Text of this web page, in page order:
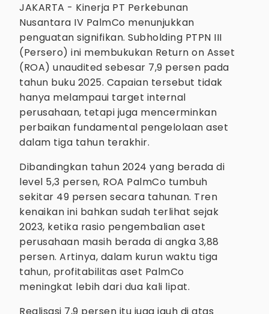
JAKARTA - Kinerja PT Perkebunan
Nusantara IV PalmCo menunjukkan
penguatan signifikan. Subholding PTPN III
(Persero) ini membukukan Return on Asset
(ROA) unaudited sebesar 7,9 persen pada
tahun buku 2025. Capaian tersebut tidak
hanya melampaui target internal
perusahaan, tetapi juga mencerminkan
perbaikan fundamental pengelolaan aset
dalam tiga tahun terakhir.
Dibandingkan tahun 2024 yang berada di
level 5,3 persen, ROA PalmCo tumbuh
sekitar 49 persen secara tahunan. Tren
kenaikan ini bahkan sudah terlihat sejak
2023, ketika rasio pengembalian aset
perusahaan masih berada di angka 3,88
persen. Artinya, dalam kurun waktu tiga
tahun, profitabilitas aset PalmCo
meningkat lebih dari dua kali lipat.